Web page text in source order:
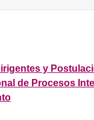
y
de Procesos